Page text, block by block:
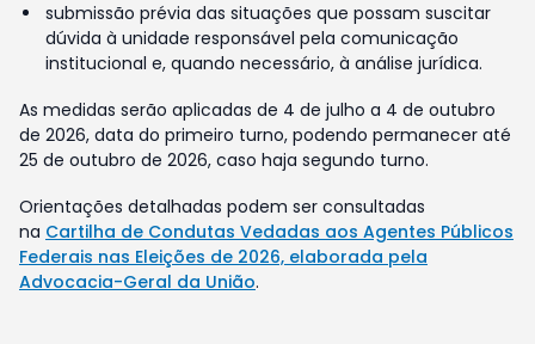
submissão prévia das situações que possam suscitar
dúvida à unidade responsável pela comunicação
institucional e, quando necessário, à análise jurídica.
As medidas serão aplicadas de 4 de julho a 4 de outubro
de 2026, data do primeiro turno, podendo permanecer até
25 de outubro de 2026, caso haja segundo turno.
Orientações detalhadas podem ser consultadas
na Cartilha de Condutas Vedadas aos Agentes Públicos
Federais nas Eleições de 2026, elaborada pela
Advocacia-Geral da União.